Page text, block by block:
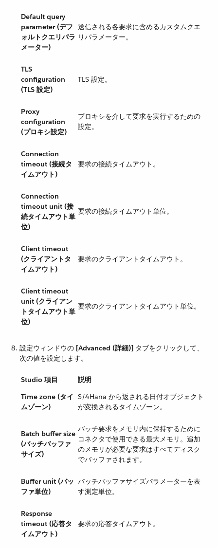
Default query
parameter (デフ
ォルトクエリパラ
メーター)
送信される各要求に含めるカスタムクエ
リパラメーター。
TLS
configuration
(TLS 設定)
TLS 設定。
Proxy
configuration
(プロキシ設定)
プロキシを介して要求を実行するための
設定。
Connection
timeout (接続タ
イムアウト)
要求の接続タイムアウト。
Connection
timeout unit (接
続タイムアウト単
位)
要求の接続タイムアウト単位。
Client timeout
(クライアントタ
イムアウト)
要求のクライアントタイムアウト。
Client timeout
unit (クライアン
トタイムアウト単
位)
要求のクライアントタイムアウト単位。
設定ウィンドウの ​ [Advanced (詳細)] ​ タブをクリックして、
次の値を設定します。
Studio 項目
説明
Time zone (タイ
ムゾーン)
S/4Hana から返される日付オブジェクト
が変換されるタイムゾーン。
Batch buffer size
(バッチバッファ
サイズ)
バッチ要求をメモリ内に保持するために
コネクタで使用できる最大メモリ。追加
のメモリが必要な要求はすべてディスク
でバッファされます。
Buffer unit (バッ
ファ単位)
バッチバッファサイズパラメーターを表
す測定単位。
Response
timeout (応答タ
イムアウト)
要求の応答タイムアウト。